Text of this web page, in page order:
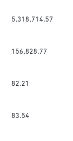
5,318,714.57
156,828.77
82.21
83.54